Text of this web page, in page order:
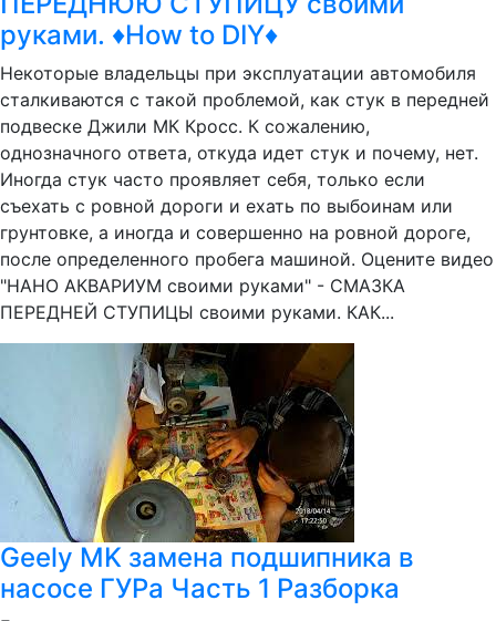
руками. ♦How to DIY♦
Некоторые владельцы при эксплуатации автомобиля
сталкиваются с такой проблемой, как стук в передней
подвеске Джили МК Кросс. К сожалению,
однозначного ответа, откуда идет стук и почему, нет.
Иногда стук часто проявляет себя, только если
съехать с ровной дороги и ехать по выбоинам или
грунтовке, а иногда и совершенно на ровной дороге,
после определенного пробега машиной. Оцените видео
"НАНО АКВАРИУМ своими руками" - СМАЗКА
ПЕРЕДНЕЙ СТУПИЦЫ своими руками. КАК...
Geely MK замена подшипника в
насосе ГУРа Часть 1 Разборка